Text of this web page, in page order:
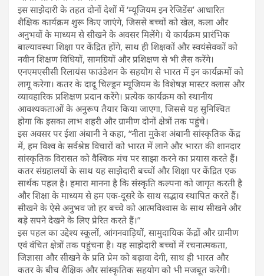
इस साझेदारी के तहत दोनों देशों में ‘म्यूजियम इन रेजिडेंस’ आधारित
शैक्षिक कार्यक्रम शुरू किए जाएंगे, जिससे बच्चों को खेल, कला और
अनुभवों के माध्यम से सीखने के अवसर मिलेंगे। ये कार्यक्रम प्रारंभिक
बाल्यावस्था शिक्षा पर केंद्रित होंगे, साथ ही शिक्षकों और स्वयंसेवकों को
नवीन शिक्षण विधियों, सामग्रियों और प्रशिक्षण से भी लैस करेंगे।
एनएमएसीसी रिलायंस फाउंडेशन के सहयोग से भारत में इन कार्यक्रमों को
लागू करेगा। कतर के दादू चिल्ड्रन म्यूजियम के विशेषज्ञ मास्टर क्लास और
व्यावहारिक प्रशिक्षण प्रदान करेंगे। प्रत्येक कार्यक्रम को स्थानीय
आवश्यकताओं के अनुरूप तैयार किया जाएगा, जिससे यह सुनिश्चित
होगा कि इसका लाभ शहरी और ग्रामीण दोनों क्षेत्रों तक पहुंचे।
इस अवसर पर ईशा अंबानी ने कहा, “नीता मुकेश अंबानी सांस्कृतिक केंद्र
में, हम विश्व के सर्वश्रेष्ठ विचारों को भारत में लाने और भारत की शानदार
सांस्कृतिक विरासत को वैश्विक मंच पर साझा करने का प्रयास करते हैं।
कतर संग्रहालयों के साथ यह साझेदारी बच्चों और शिक्षा पर केंद्रित एक
सार्थक पहल है। हमारा मानना ​​है कि संस्कृति कल्पना को जागृत करती है
और शिक्षा के माध्यम से हम एक-दूसरे के साथ सद्भाव स्थापित करते हैं।
सीखने के ऐसे अनुभव जो हर बच्चे को आत्मविश्वास के साथ सीखने और
बड़े सपने देखने के लिए प्रेरित करते हैं।”
इस पहल का उद्देश्य स्कूलों, आंगनवाड़ियों, सामुदायिक केंद्रों और ग्रामीण
एवं वंचित क्षेत्रों तक पहुंचना है। यह साझेदारी बच्चों में रचनात्मकता,
जिज्ञासा और सीखने के प्रति प्रेम को बढ़ावा देगी, साथ ही भारत और
कतर के बीच शैक्षिक और सांस्कृतिक सहयोग को भी मजबूत करेगी।